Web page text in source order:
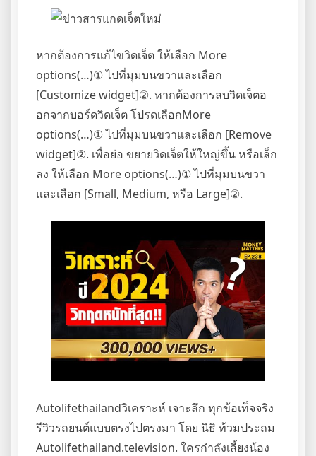
หากต้องการแก้ไขวิดเจ็ต ให้เลือก More
options(…)① ไปที่มุมบนขวาและเลือก
[Customize widget]②. หากต้องการลบวิดเจ็ตอ
อกจากบอร์ดวิดเจ็ต โปรดเลือกMore
options(…)① ไปที่มุมบนขวาและเลือก [Remove
widget]②. เพื่อย่อ ขยายวิดเจ็ตให้ใหญ่ขึ้น หรือเล็ก
ลง ให้เลือก More options(…)① ไปที่มุมบนขวา
และเลือก [Small, Medium, หรือ Large]②.
Autolifethailandวิเคราะห์ เจาะลึก ทุกข้อเท็จจริง
รีวิวรถยนต์แบบตรงไปตรงมา โดย นิธิ ท้วมประถม
Autolifethailand.television. ใครกำลังเลี้ยงน้อง